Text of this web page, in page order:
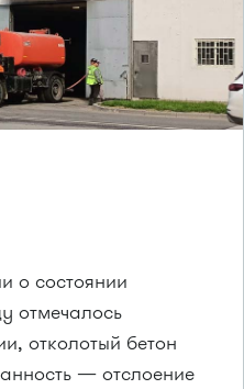
о состоянии
отмечалось
отколотый бетон
— отслоение